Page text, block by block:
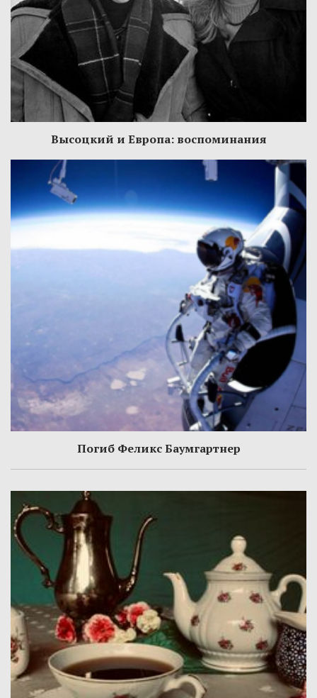
Высоцкий и Европа: воспоминания
Погиб Феликс Баумгартнер